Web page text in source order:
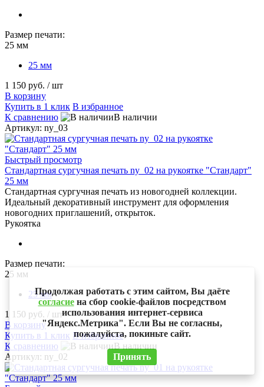
Размер печати:
25 мм
25 мм
1 150 руб. / шт
В корзину
Купить в 1 клик В избранное
К сравнению
В наличии
Артикул: ny_03
Быстрый просмотр
Стандартная сургучная печать ny_02 на рукоятке "Стандарт"
25 мм
Стандартная сургучная печать из новогодней коллекции.
Идеальный декоративный инструмент для оформления
новогодних приглашений, открыток.
Рукоятка
Размер печати:
25 мм
25 мм
1 150 руб. / шт
В корзину
Купить в 1 клик В избранное
К сравнению
В наличии
Артикул: ny_02
Продолжая работать с этим сайтом, Вы даёте
согласиена сбор cookie-файлов посредством
использования интернет-сервиса
"Яндекс.Метрика". Если Вы не согласны,
пожалуйста, покиньте сайт.
Принять